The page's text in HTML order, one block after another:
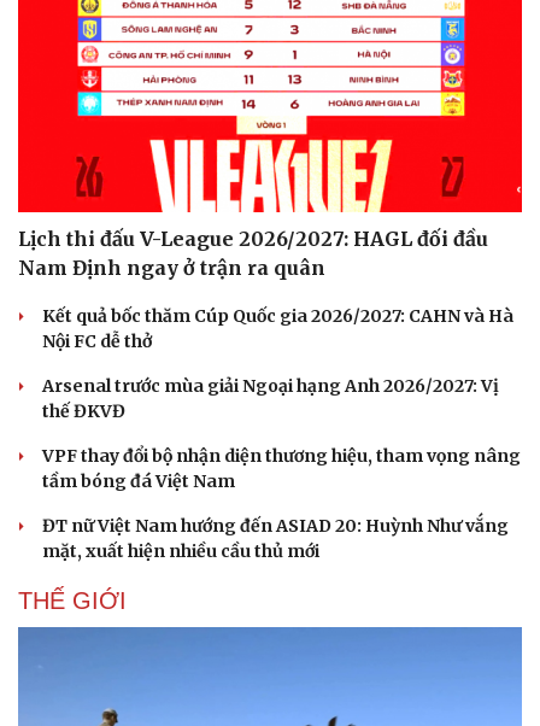
Tư vấn
check-in
Podcast
Câu chuyện thời sự
Đọc truyện đêm khuya
Cửa sổ tình yêu
Kể chuyện cho bé
Lịch thi đấu V-League 2026/2027: HAGL đối đầu
Nam Định ngay ở trận ra quân
Kết quả bốc thăm Cúp Quốc gia 2026/2027: CAHN và Hà
Nội FC dễ thở
Arsenal trước mùa giải Ngoại hạng Anh 2026/2027: Vị
thế ĐKVĐ
VPF thay đổi bộ nhận diện thương hiệu, tham vọng nâng
tầm bóng đá Việt Nam
ĐT nữ Việt Nam hướng đến ASIAD 20: Huỳnh Như vắng
mặt, xuất hiện nhiều cầu thủ mới
THẾ GIỚI